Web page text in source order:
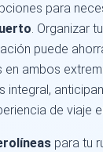
para
. Organizar
puede
ambos
integral,
de viaje
para tu